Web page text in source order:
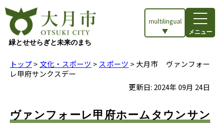
緑とせせらぎと未来のまち
multilingual
メニュー
トップ> 文化・スポーツ > スポーツ > 大月市 ヴァンフォー
レ甲府サンクスデー
更新日: 2024年09月 24日
ヴァンフォーレ甲府ホームタウンサン